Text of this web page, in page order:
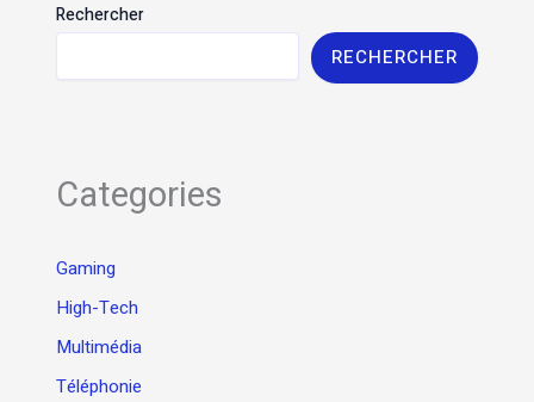
Rechercher
RECHERCHER
Categories
Gaming
High-Tech
Multimédia
Téléphonie